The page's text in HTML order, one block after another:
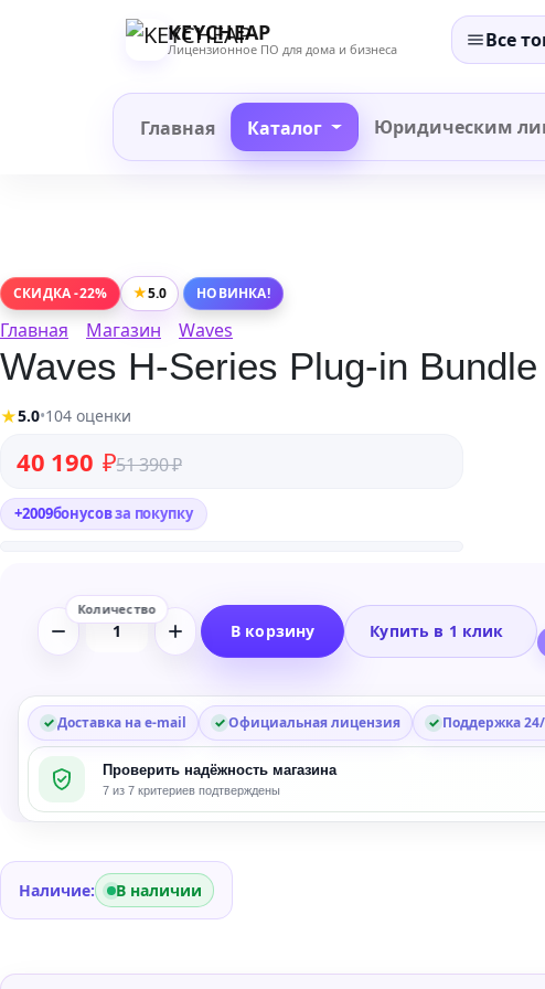
KEYCHEAP
Лицензионное ПО для дома и бизнеса Все
Главная Каталог Юридическим
СКИДКА -22% ★5.0 НОВИНКА!
Главная Магазин Waves
Waves H-Series Plug-in Bundle
★5.0•104 оценки
51 390₽
Первоначальная цена составляла 51 390 ₽.
40 190 ₽
Текущая цена: 40 190 ₽.
+2009бонусовза покупку
Количество
Waves
H-
Series
Plug-
in
Bundle
В корзину Купить в 1 клик
Доставка на e-mail Официальная лицензия Поддержка
Проверить надёжность магазина
7 из 7 критериев подтверждены
Наличие: В наличии